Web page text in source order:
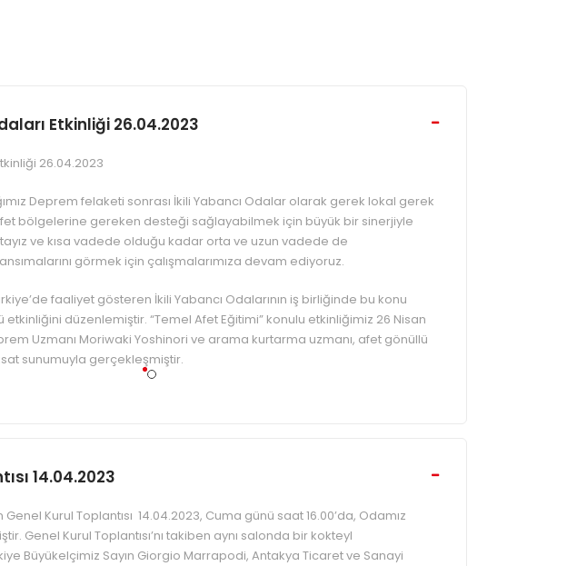
Etkinliği 26.04.2023
26.04.2023
Deprem felaketi sonrası İkili Yabancı Odalar olarak gerek lokal gerek
bölgelerine gereken desteği sağlayabilmek için büyük bir sinerjiyle
ve kısa vadede olduğu kadar orta ve uzun vadede de
görmek için çalışmalarımıza devam ediyoruz.
faaliyet gösteren İkili Yabancı Odalarının iş birliğinde bu konu
etkinliğini düzenlemiştir. “Temel Afet Eğitimi” konulu etkinliğimiz 26 Nisan
Uzmanı Moriwaki Yoshinori ve arama kurtarma uzmanı, afet gönüllü
sunumuyla gerçekleşmiştir.
14.04.2023
Kurul Toplantısı 14.04.2023, Cuma günü saat 16.00’da, Odamız
Genel Kurul Toplantısı’nı takiben aynı salonda bir kokteyl
Büyükelçimiz Sayın Giorgio Marrapodi, Antakya Ticaret ve Sanayi